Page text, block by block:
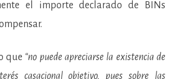
el importe declarado de BINs
que “no puede apreciarse la existencia de
casacional objetivo, pues sobre las